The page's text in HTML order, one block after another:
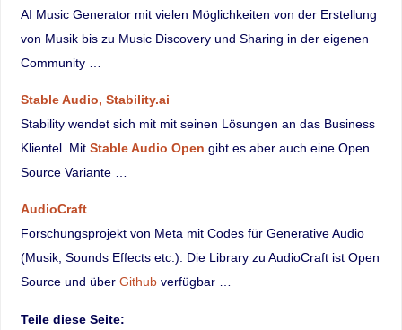
AI Music Generator mit vielen Möglichkeiten von der Erstellung
von Musik bis zu Music Discovery und Sharing in der eigenen
Community …
Stable Audio, Stability.ai
Stability wendet sich mit mit seinen Lösungen an das Business
Klientel. Mit Stable Audio Open gibt es aber auch eine Open
Source Variante …
AudioCraft
Forschungsprojekt von Meta mit Codes für Generative Audio
(Musik, Sounds Effects etc.). Die Library zu AudioCraft ist Open
Source und über Githubverfügbar …
Teile diese Seite: